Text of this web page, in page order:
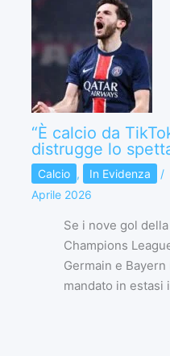
“È calcio da
distrugge lo
Calcio , In Evidenza /
Aprile 2026
Se i nove gol
Champions
Germain e
mandato in estasi